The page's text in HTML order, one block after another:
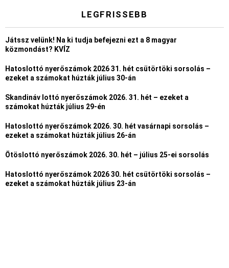
LEGFRISSEBB
Játssz velünk! Na ki tudja befejezni ezt a 8 magyar
közmondást? KVÍZ
Hatoslottó nyerőszámok 2026 31. hét csütörtöki sorsolás –
ezeket a számokat húzták július 30-án
Skandináv lottó nyerőszámok 2026. 31. hét – ezeket a
számokat húzták július 29-én
Hatoslottó nyerőszámok 2026. 30. hét vasárnapi sorsolás –
ezeket a számokat húzták július 26-án
Ötöslottó nyerőszámok 2026. 30. hét – július 25-ei sorsolás
Hatoslottó nyerőszámok 2026 30. hét csütörtöki sorsolás –
ezeket a számokat húzták július 23-án